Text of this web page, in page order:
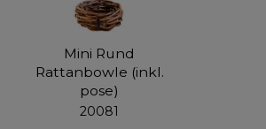
Mini Rund
Rattanbowle (inkl.
pose)
20081